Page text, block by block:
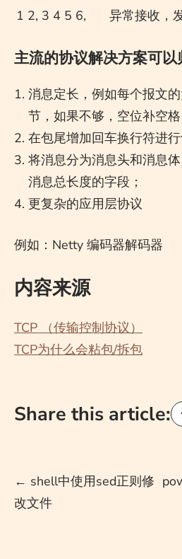
1 2, 3 4 5 6,
异常接收，
主流的协议解决方案可以
消息定长，例如每个报文
节，如果不够，空位补空格
在包尾增加回车换行符进行
将消息分为消息头和消息
消息总长度的字段；
更复杂的应用层协议
例如：Netty 编码器解码器
内容来源
TCP （传输控制协议）
TCP为什么会粘包/拆包
Share this article:
Post
navigation
← shell中使用sed正则修
改文件